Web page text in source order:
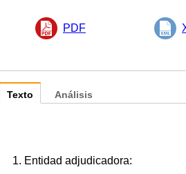
PDF
Texto
1. Entidad adjudicadora:
Análisis